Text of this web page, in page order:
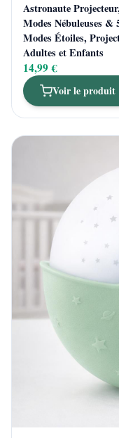
Astronaute
Modes Nébuleuses &
Modes Étoiles,
Adultes et Enfants
14,99 €
Voir le produit